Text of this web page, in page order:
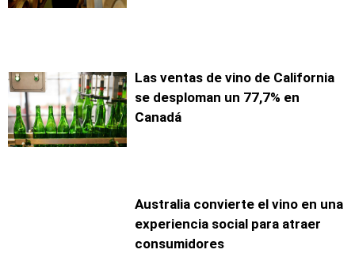
Las ventas de vino de California
se desploman un 77,7% en
Canadá
Australia convierte el vino en una
experiencia social para atraer
consumidores